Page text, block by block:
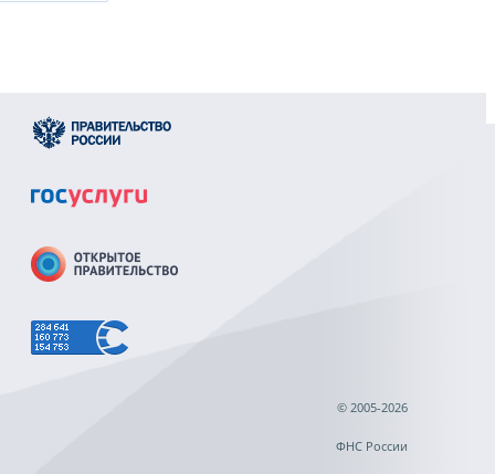
© 2005-2026
ФНС России